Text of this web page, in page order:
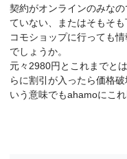
契約がオンラインのみな
ていない、またはそもそ
コモショップに行っても
でしょうか。
元々2980円とこれまでと
らに割引が入ったら価格
いう意味でもahamoにこ